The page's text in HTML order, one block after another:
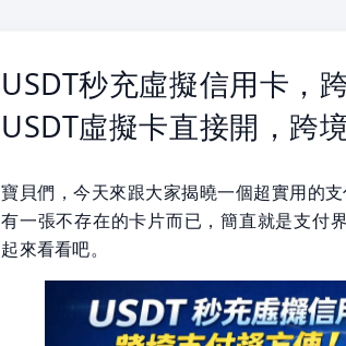
USDT秒充虛擬信用卡，
USDT虛擬卡直接開，跨
寶貝們，今天來跟大家揭曉一個超實用的
有一張不存在的卡片而已，簡直就是支付
起來看看吧。